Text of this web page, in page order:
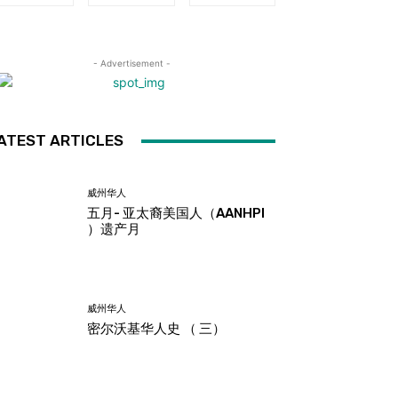
- Advertisement -
ARTICLES
威州华人
五月- 亚太裔美国人（AANHPI
）遗产月
威州华人
密尔沃基华人史 （ 三）